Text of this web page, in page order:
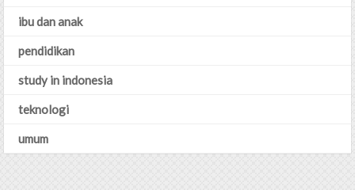
ibu dan anak
pendidikan
study in indonesia
teknologi
umum